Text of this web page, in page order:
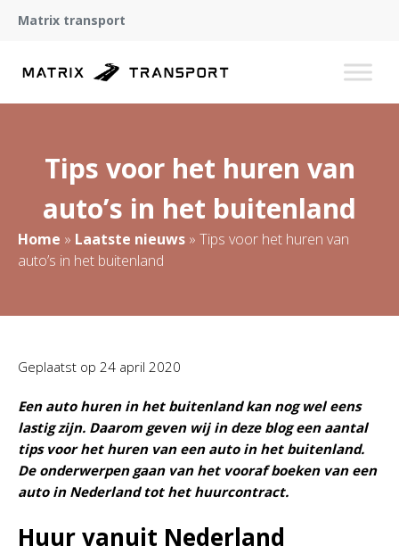
Matrix transport
Tips voor het huren van
auto’s in het buitenland
Home » Laatste nieuws » Tips voor het huren van
auto’s in het buitenland
Geplaatst op 24 april 2020
Een auto huren in het buitenland kan nog wel eens
lastig zijn. Daarom geven wij in deze blog een aantal
tips voor het huren van een auto in het buitenland.
De onderwerpen gaan van het vooraf boeken van een
auto in Nederland tot het huurcontract.
Huur vanuit Nederland